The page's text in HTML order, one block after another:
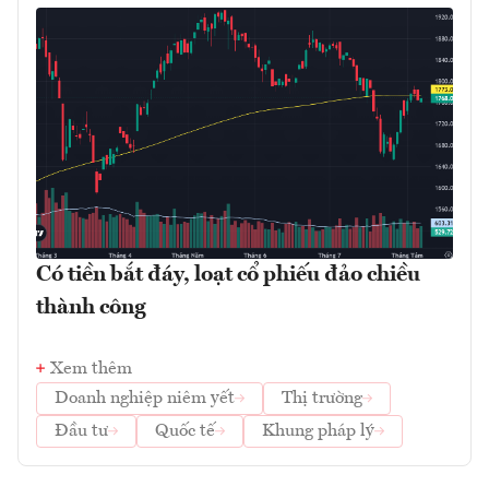
Có tiền bắt đáy, loạt cổ phiếu đảo chiều
thành công
Xem thêm
Doanh nghiệp niêm yết
Thị trường
Đầu tư
Quốc tế Khung pháp lý